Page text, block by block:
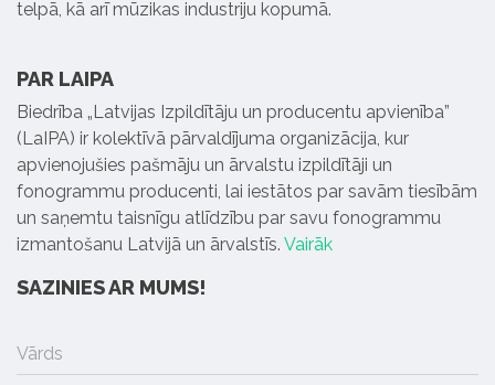
telpā, kā arī mūzikas industriju kopumā.
PAR LAIPA
Biedrība „Latvijas Izpildītāju un producentu apvienība”
(LaIPA) ir kolektīvā pārvaldījuma organizācija, kur
apvienojušies pašmāju un ārvalstu izpildītāji un
fonogrammu producenti, lai iestātos par savām tiesībām
un saņemtu taisnīgu atlīdzību par savu fonogrammu
izmantošanu Latvijā un ārvalstīs. Vairāk
SAZINIES AR MUMS!
Vārds